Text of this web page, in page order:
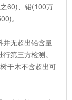
60)、铅(100万
。
并无超出铅含量
第三方检测。
干木不含超出可